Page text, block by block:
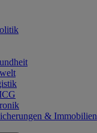
& Immobilien